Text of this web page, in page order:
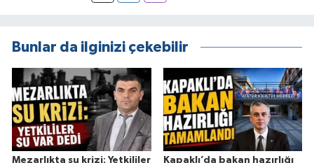
Bunlar da ilginizi çekebilir
Mezarlıkta su krizi: Yetkililer
Kapaklı’da bakan hazırlığı